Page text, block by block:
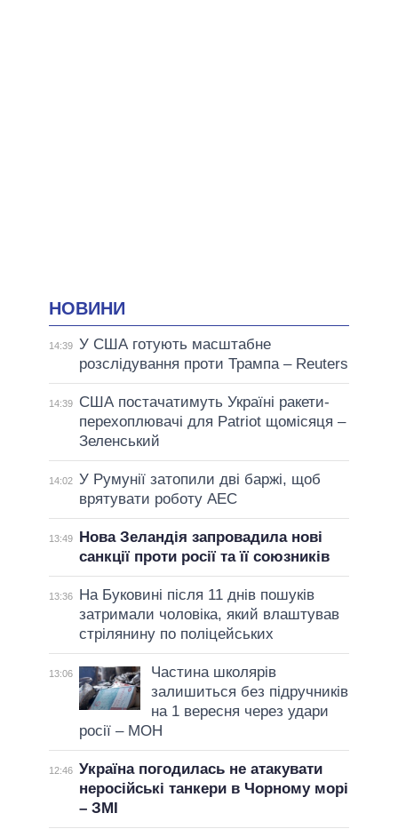
НОВИНИ
14:39 У США готують масштабне
розслідування проти Трампа – Reuters
14:39
США постачатимуть Україні ракети-
перехоплювачі для Patriot щомісяця –
Зеленський
14:02 У Румунії затопили дві баржі, щоб
врятувати роботу АЕС
13:49
Нова Зеландія запровадила нові
санкції проти росії та її союзників
13:36
На Буковині після 11 днів пошуків
затримали чоловіка, який влаштував
стрілянину по поліцейських
13:06
Частина школярів
залишиться без підручників
на 1 вересня через удари
росії – МОН
12:46 Україна погодилась не атакувати
неросійські танкери в Чорному морі
– ЗМІ